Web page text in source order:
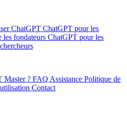
ChatGPT ChatGPT pour les
les fondateurs ChatGPT pour les
Master ? FAQ Assistance Politique de
Contact